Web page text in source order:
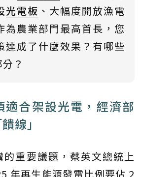
光電板 、大幅度開放漁電
為農業部門最高首長，您
達成了什麼效果？有哪些
？
適合架設光電，經濟部
線」
的重要議題，蔡英文總統上
年再生能源發電比例要佔 2